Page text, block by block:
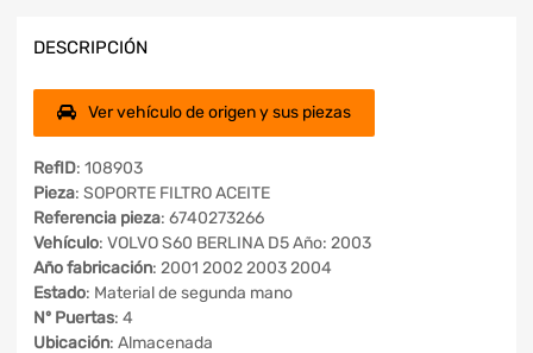
DESCRIPCIÓN
Ver vehículo de origen y sus piezas
RefID: 108903
Pieza: SOPORTE FILTRO ACEITE
Referencia pieza: 6740273266
Vehículo: VOLVO S60 BERLINA D5 Año: 2003
Año fabricación: 2001 2002 2003 2004
Estado: Material de segunda mano
Nº Puertas: 4
Ubicación: Almacenada